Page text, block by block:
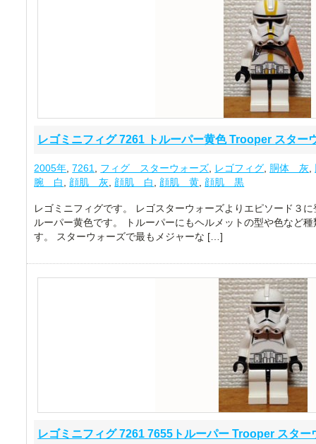
レゴミニフィグ 7261 トルーパー黄色 Trooper スター
2005年 ,7261 フィグ スターウォーズ レゴフィグ 胴体 灰
腕 白
顔肌 灰 顔肌 白 顔肌 黄 顔肌 黒
レゴミニフィグです。 レゴスターウォーズよりエピソード３
ルーパー黄色です。 トルーパーにもヘルメットの型や色など
す。 スターウォーズで最もメジャーな […]
レゴミニフィグ 7261 7655トルーパー Trooper スター